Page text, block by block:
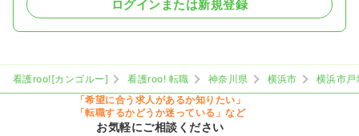
ログインまたは新規登録
看護roo![カンゴルー] 看護roo! 転職 神奈川県 横浜市
横浜市戸
「希望に合う求人があるか知りたい」
「転職するかどうか迷っている」など
お気軽にご相談ください